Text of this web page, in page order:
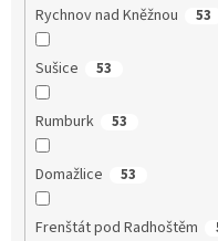
Rychnov nad Kněžnou 53
Sušice 53
Rumburk 53
Domažlice 53
Frenštát pod Radhoštěm